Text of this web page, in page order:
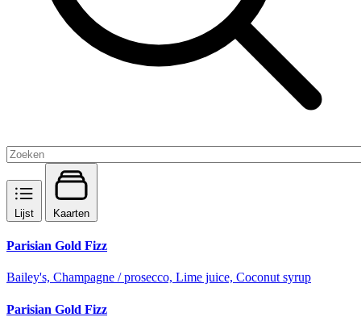
Lijst Kaarten
Parisian Gold Fizz
Bailey's, Champagne / prosecco, Lime juice, Coconut syrup
Parisian Gold Fizz